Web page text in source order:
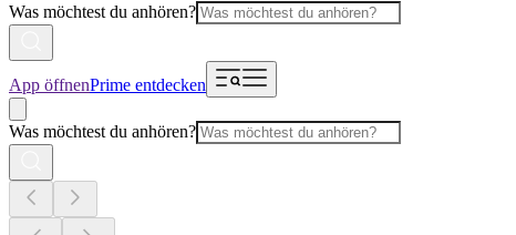
Was möchtest du anhören?
App öffnenPrime entdecken
Was möchtest du anhören?